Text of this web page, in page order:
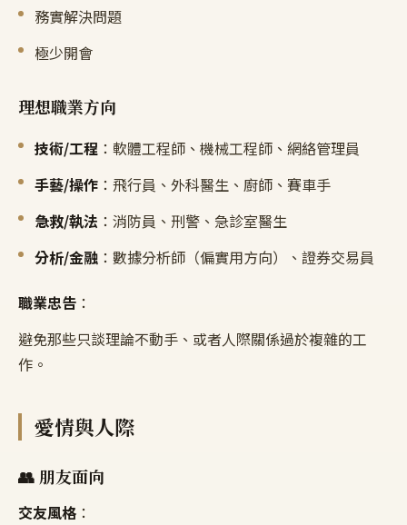
務實解決問題
極少開會
理想職業方向
技術/工程 ：軟體工程師、機械工程師、網絡管理員
手藝/操作 ：飛行員、外科醫生、廚師、賽車手
急救/執法 ：消防員、刑警、急診室醫生
分析/金融 ：數據分析師（偏實用方向）、證券交易員
職業忠告 ：
避免那些只談理論不動手、或者人際關係過於複雜的工
作。
愛情與人際
👥 朋友面向
交友風格 ：